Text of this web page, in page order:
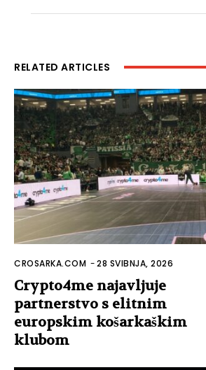
RELATED ARTICLES
CROSARKA.COM -28 SVIBNJA, 2026
Crypto4me najavljuje
partnerstvo s elitnim
europskim košarkaškim
klubom